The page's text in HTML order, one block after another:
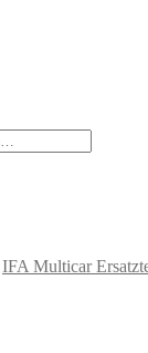
IFA Multicar